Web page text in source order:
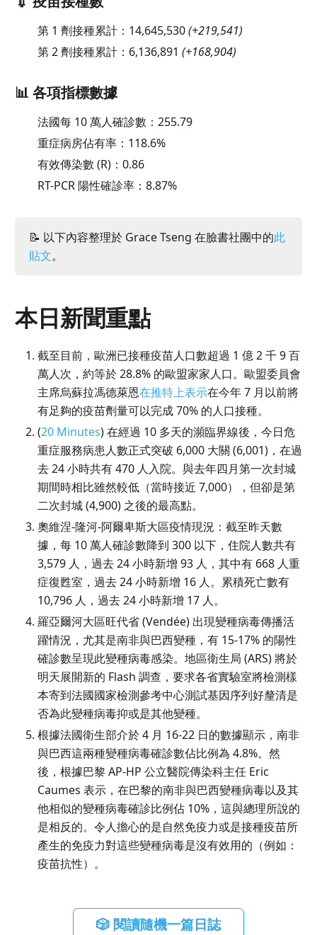
第 1 劑接種累計： 14,645,530(+219,541)
第 2 劑接種累計： 6,136,891 (+168,904)
📊 各項指標數據
法國每 10 萬人確診數： 255.79
重症病房佔有率： 118.6%
有效傳染數 (R)： 0.86
RT-PCR 陽性確診率： 8.87%
📝 以下內容整理於 Grace Tseng 在臉書社團中的此
貼文。
本日新聞重點
截至目前，歐洲已接種疫苗人口數超過 1 億 2 千 9 百
萬人次，約等於 28.8% 的歐盟家家人口。歐盟委員會
主席烏蘇拉馮德萊恩在推特上表示在今年 7 月以前將
有足夠的疫苗劑量可以完成 70% 的人口接種。
(20 Minutes) 在經過 10 多天的瀕臨界線後，今日危
重症服務病患人數正式突破 6,000 大關 (6,001)，在過
去 24 小時共有 470 人入院。與去年四月第一次封城
期間時相比雖然較低（當時接近 7,000），但卻是第
二次封城 (4,900) 之後的最高點。
奧維涅-隆河-阿爾卑斯大區疫情現況：截至昨天數
據，每 10 萬人確診數降到 300 以下，住院人數共有
3,579 人，過去 24 小時新增 93 人，其中有 668 人重
症復甦室，過去 24 小時新增 16 人。累積死亡數有
10,796 人，過去 24 小時新增 17 人。
羅亞爾河大區旺代省 (Vendée) 出現變種病毒傳播活
躍情況，尤其是南非與巴西變種，有 15-17% 的陽性
確診數呈現此變種病毒感染。地區衛生局 (ARS) 將於
明天展開新的 Flash 調查，要求各省實驗室將檢測樣
本寄到法國國家檢測參考中心測試基因序列好釐清是
否為此變種病毒抑或是其他變種。
根據法國衛生部介於 4 月 16-22 日的數據顯示，南非
與巴西這兩種變種病毒確診數佔比例為 4.8%。然
後，根據巴黎 AP-HP 公立醫院傳染科主任 Eric
Caumes 表示，在巴黎的南非與巴西變種病毒以及其
他相似的變種病毒確診比例佔 10%，這與總理所說的
是相反的。令人擔心的是自然免疫力或是接種疫苗所
產生的免疫力對這些變種病毒是沒有效用的（例如：
疫苗抗性）。
🎲 閱讀隨機一篇日誌